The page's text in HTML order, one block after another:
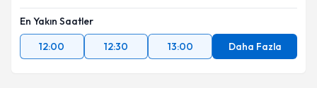
En Yakın Saatler
12:00
12:30 13:00 Daha Fazla